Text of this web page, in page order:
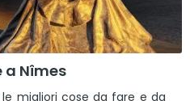
a Nîmes
migliori cose da fare e da